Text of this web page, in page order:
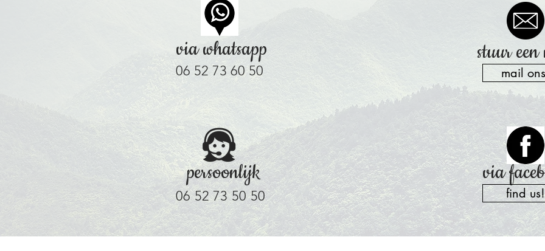
via whatsapp
persoonlijk
stuur
mail
via
find us!
06 52 73 60 50
06 52 73 50 50